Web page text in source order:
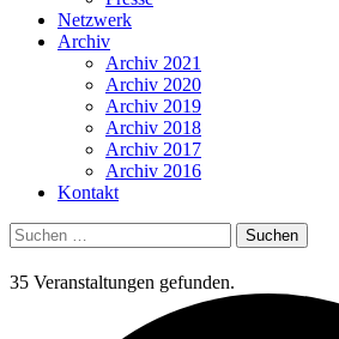
Netzwerk
Archiv
Archiv 2021
Archiv 2020
Archiv 2019
Archiv 2018
Archiv 2017
Archiv 2016
Kontakt
Suchen
nach:
35 Veranstaltungen gefunden.